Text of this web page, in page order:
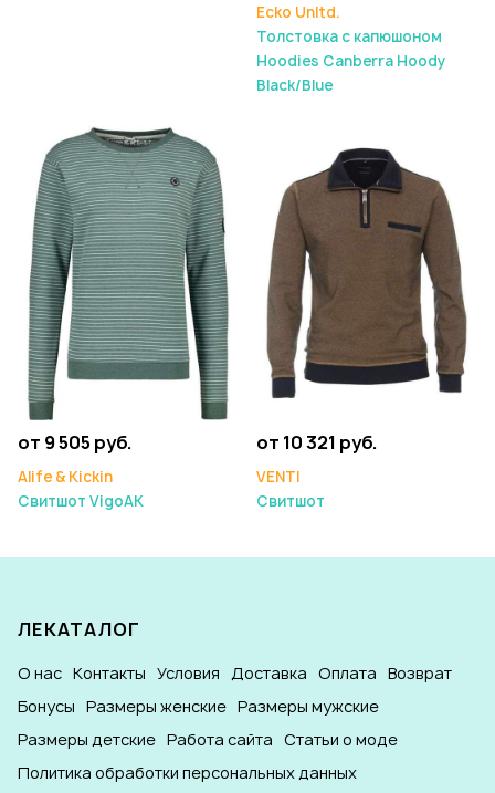
Ecko Unltd.
Толстовка с капюшоном
Hoodies Canberra Hoody
Black/Blue
от 9 505 руб.
Alife & Kickin
Свитшот VigoAK
от 10 321 руб.
VENTI
Свитшот
ЛЕКАТАЛОГ
О нас Контакты Условия Доставка Оплата Возврат
Бонусы Размеры женские Размеры мужские
Размеры детские Работа сайта Статьи о моде
Политика обработки персональных данных